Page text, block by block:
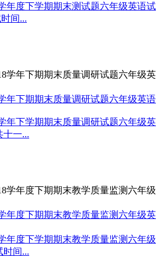
年度下学期期末测试题六年级英语试
间...
年下期期末质量调研试题六年级英语
年下学期期末质量调研试题六年级英
十一...
年度下期期末教学质量监测六年级英
年度下学期期末教学质量监测六年级
时间...